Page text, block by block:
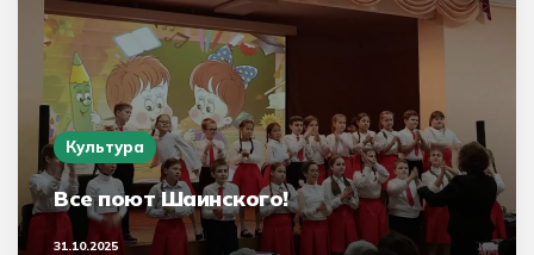
Культура
Все поют Шаинского!
31.10.2025